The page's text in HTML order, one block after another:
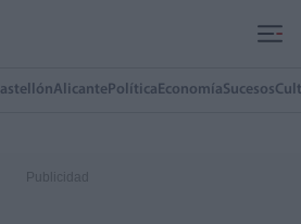
Alicante Política EconomíaSucesos